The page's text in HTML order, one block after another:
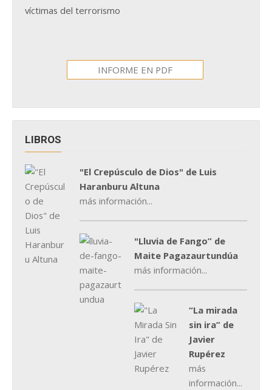
víctimas del terrorismo
INFORME EN PDF
LIBROS
"El Crepúsculo de Dios" de Luis
Haranburu Altuna
más información...
"Lluvia de Fango” de
Maite Pagazaurtundúa
más información...
“La mirada
sin ira” de
Javier
Rupérez
más
información...